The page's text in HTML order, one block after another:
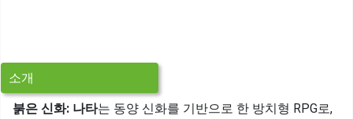
소개
붉은 신화: 나타는 동양 신화를 기반으로 한 방치형 RPG로,